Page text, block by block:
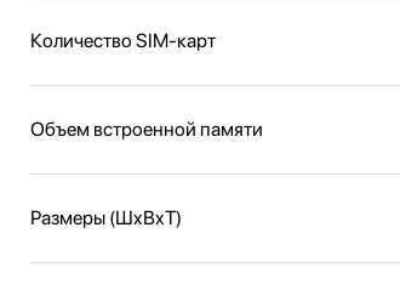
Количество SIM-карт
Объем встроенной памяти
Размеры (ШxВxТ)